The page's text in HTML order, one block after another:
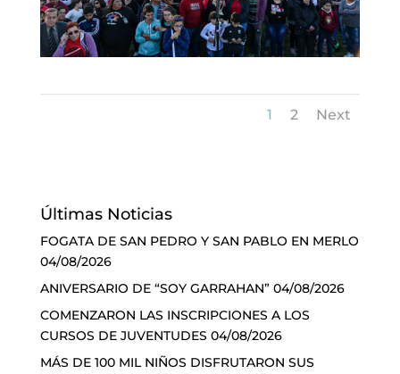
1 2 Next
Últimas Noticias
FOGATA DE SAN PEDRO Y SAN PABLO EN MERLO
04/08/2026
ANIVERSARIO DE “SOY GARRAHAN” 04/08/2026
COMENZARON LAS INSCRIPCIONES A LOS
CURSOS DE JUVENTUDES 04/08/2026
MÁS DE 100 MIL NIÑOS DISFRUTARON SUS